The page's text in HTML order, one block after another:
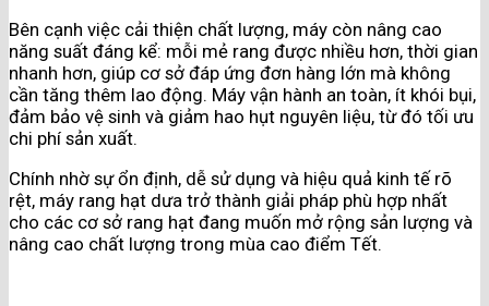
Bên cạnh việc cải thiện chất lượng, máy còn nâng cao
năng suất đáng kể: mỗi mẻ rang được nhiều hơn, thời gian
nhanh hơn, giúp cơ sở đáp ứng đơn hàng lớn mà không
cần tăng thêm lao động. Máy vận hành an toàn, ít khói bụi,
đảm bảo vệ sinh và giảm hao hụt nguyên liệu, từ đó tối ưu
chi phí sản xuất.
Chính nhờ sự ổn định, dễ sử dụng và hiệu quả kinh tế rõ
rệt, máy rang hạt dưa trở thành giải pháp phù hợp nhất
cho các cơ sở rang hạt đang muốn mở rộng sản lượng và
nâng cao chất lượng trong mùa cao điểm Tết.